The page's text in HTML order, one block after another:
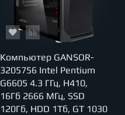
Компьютер GANSOR-
3205756 Intel Pentium
G6605 4.3 ГГц, H410,
16Гб 2666 МГц, SSD
120Гб, HDD 1Тб, GT 1030